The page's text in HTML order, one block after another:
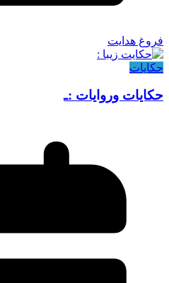
فروغ هدایت
حکایات
حکایات وروایات :ـ